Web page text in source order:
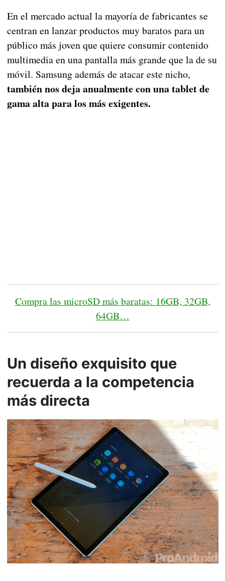
En el mercado actual la mayoría de fabricantes se
centran en lanzar productos muy baratos para un
público más joven que quiere consumir contenido
multimedia en una pantalla más grande que la de su
móvil. Samsung además de atacar este nicho,
también nos deja anualmente con una tablet de
gama alta para los más exigentes.
Compra las microSD más baratas: 16GB, 32GB,
64GB…
Un diseño exquisito que
recuerda a la competencia
más directa